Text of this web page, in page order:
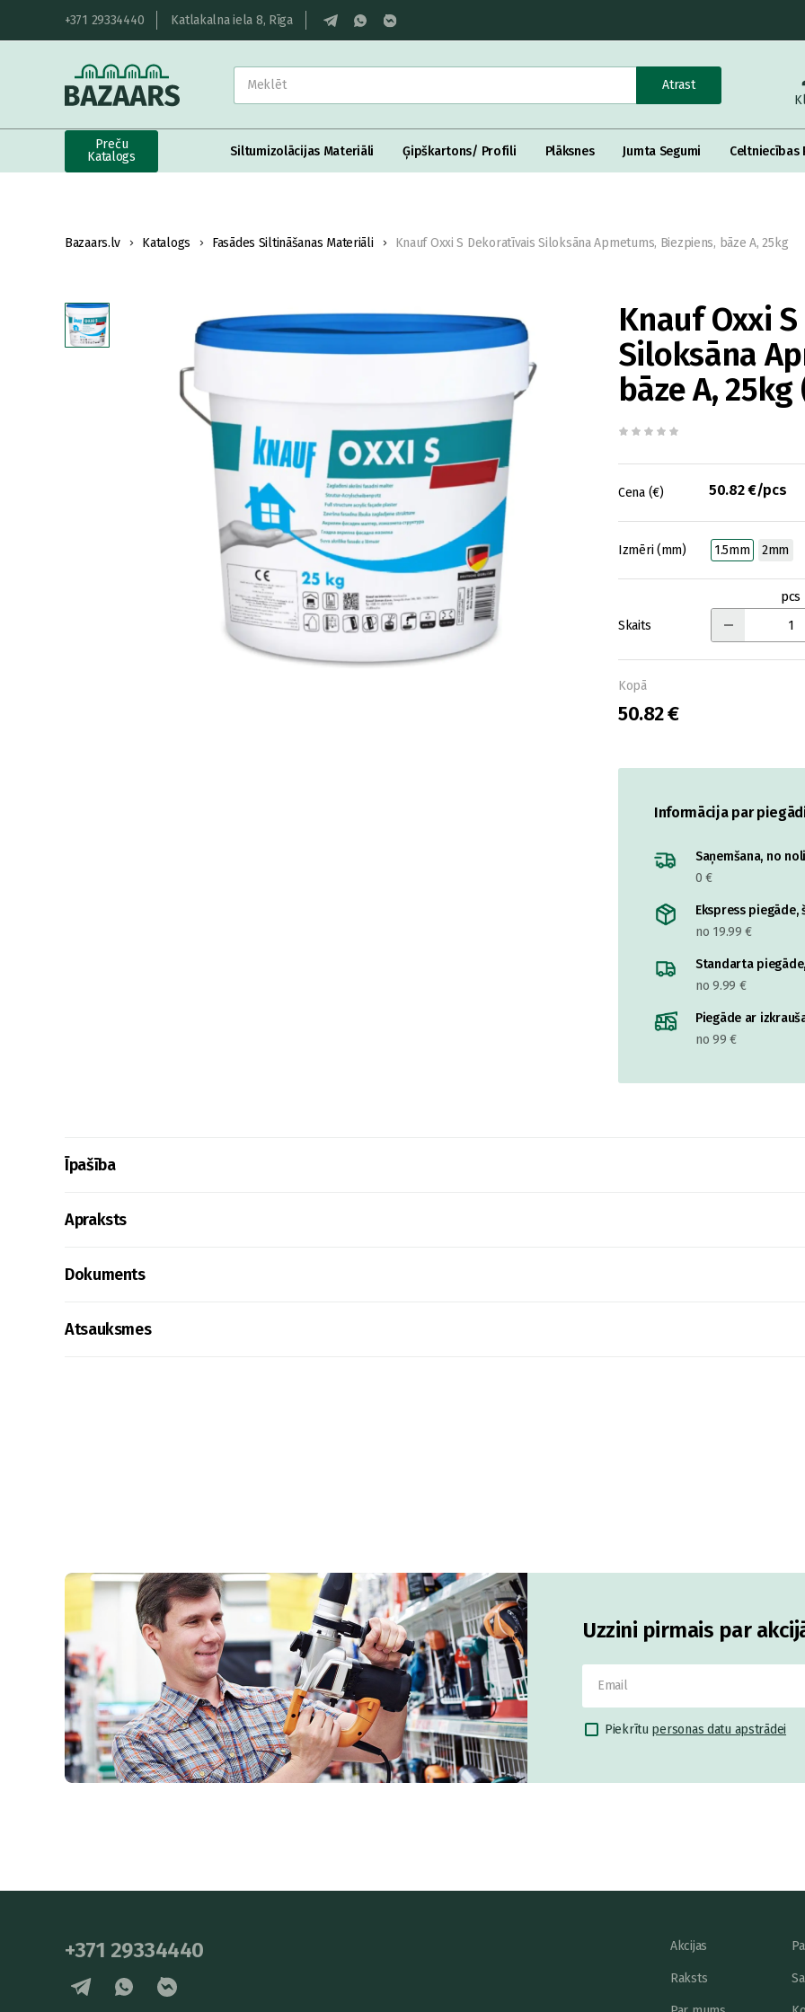
+371 29334440 Katlakalna iela 8, Rīga
Atrast
Preču
Katalogs
Siltumizolācijas Materiāli Ģipškartons/ Profili Plāksnes Jumta Segumi Celtniecības
Bazaars.lv Katalogs Fasādes Siltināšanas Materiāli Knauf Oxxi S Dekoratīvais Siloksāna Apmetums, Biezpiens, bāze A, 25kg
Knauf Oxxi
Siloksāna
bāze A,
Cena (€) 50.82 €/pcs
Izmēri (mm) 1.5mm 2mm
Skaits
pcs
Kopā
50.82 €
Informācija par
Saņemšana, no
0 €
Ekspress
no 19.99 €
Standarta
no 9.99 €
Piegāde ar
no 99 €
Īpašība
Apraksts
Dokuments
Atsauksmes
Uzzini pirmais par
Piekrītu personas datu apstrādei
+371 29334440 Akcijas
Raksts